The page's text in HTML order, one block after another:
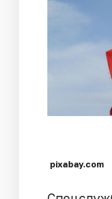
pixabay.com